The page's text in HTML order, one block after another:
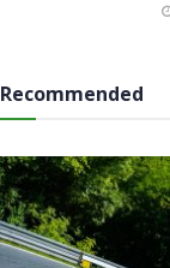
Recommended